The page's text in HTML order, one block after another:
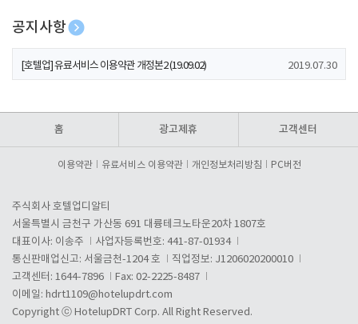
공지사항
[호텔업] 개인정보 처리방침 개정본1 (19.09.02)
[호텔업] 유료서비스 이용약관 개정본2 (19.09.02) 2019.07.30
홈 광고제휴 고객센터
이용약관 유료서비스 이용약관 개인정보처리방침 PC버전
주식회사 호텔업디알티
서울특별시 금천구 가산동 691 대륭테크노타운20차 1807호
대표이사: 이송주
사업자등록번호: 441-87-01934
통신판매업신고: 서울금천-1204 호
직업정보: J1206020200010
고객센터: 1644-7896
Fax: 02-2225-8487
이메일: hdrt1109@hotelupdrt.com
Copyright ⓒ HotelupDRT Corp. All Right Reserved.